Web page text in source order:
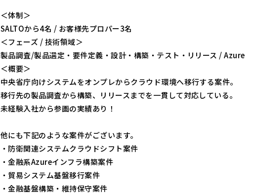
＜体制＞
SALTOから4名 / お客様先プロパー3名
＜フェーズ / 技術領域＞
製品調査/製品選定・要件定義・設計・構築・テスト・リリース / Azure
＜概要＞
中央省庁向けシステムをオンプレからクラウド環境へ移行する案件。
移行先の製品調査から構築、リリースまでを一貫して対応している。
未経験入社から参画の実績あり！
他にも下記のような案件がございます。
・防衛関連システムクラウドシフト案件
・金融系Azureインフラ構築案件
・貿易システム基盤移行案件
・金融基盤構築・維持保守案件